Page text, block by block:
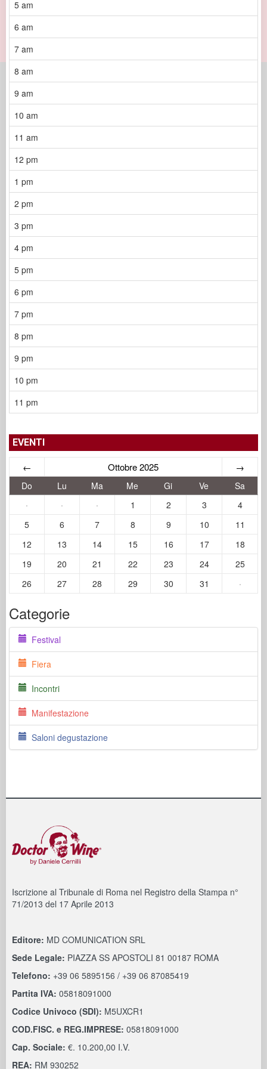
5 am
6 am
7 am
8 am
9 am
10 am
11 am
12 pm
1 pm
2 pm
3 pm
4 pm
5 pm
6 pm
7 pm
8 pm
9 pm
10 pm
11 pm
EVENTI
← Ottobre 2025 →
Do Lu Ma Me Gi Ve
Sa
·
· · 1 2 3
4
5
6 7 8 9 10
11
12
13 14 15 16 17
18
19
20 21 22 23 24
25
26
27 28 29 30 31 ·
Categorie
Festival
Fiera
Incontri
Manifestazione
Saloni degustazione
Iscrizione al Tribunale di Roma nel Registro della Stampa n°
71/2013 del 17 Aprile 2013
Editore: MD COMUNICATION SRL
Sede Legale: PIAZZA SS APOSTOLI 81 00187 ROMA
Telefono: +39 06 5895156 / +39 06 87085419
Partita IVA: 05818091000
Codice Univoco (SDI): M5UXCR1
COD.FISC. e REG.IMPRESE: 05818091000
Cap. Sociale: €. 10.200,00 I.V.
REA: RM 930252